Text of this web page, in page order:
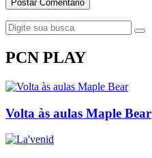
PCN PLAY
Volta às aulas Maple Bear